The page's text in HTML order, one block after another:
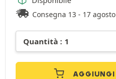
Consegna 13 - 17 agosto